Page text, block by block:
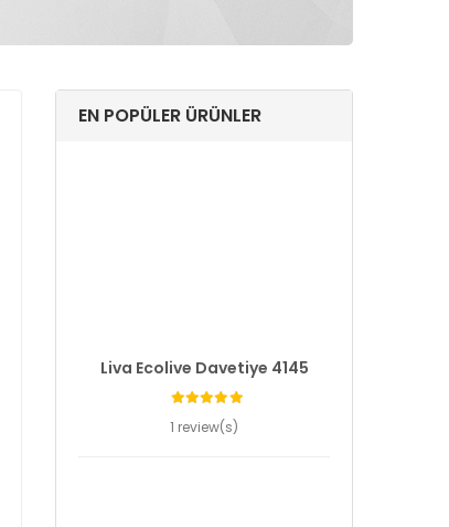
EN POPÜLER ÜRÜNLER
Liva Ecolive Davetiye 4145
1 review(s)